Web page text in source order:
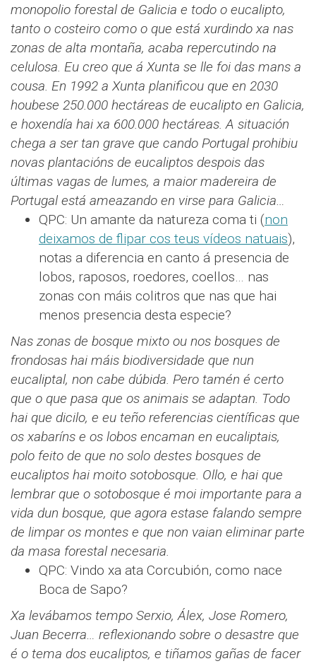
monopolio forestal de Galicia e todo o eucalipto,
tanto o costeiro como o que está xurdindo xa nas
zonas de alta montaña, acaba repercutindo na
celulosa. Eu creo que á Xunta se lle foi das mans a
cousa. En 1992 a Xunta planificou que en 2030
houbese 250.000 hectáreas de eucalipto en Galicia,
e hoxendía hai xa 600.000 hectáreas. A situación
chega a ser tan grave que cando Portugal prohibiu
novas plantacións de eucaliptos despois das
últimas vagas de lumes, a maior madereira de
Portugal está ameazando en virse para Galicia…
QPC: Un amante da natureza coma ti (non
deixamos de flipar cos teus vídeos natuais),
notas a diferencia en canto á presencia de
lobos, raposos, roedores, coellos… nas
zonas con máis colitros que nas que hai
menos presencia desta especie?
Nas zonas de bosque mixto ou nos bosques de
frondosas hai máis biodiversidade que nun
eucaliptal, non cabe dúbida. Pero tamén é certo
que o que pasa que os animais se adaptan. Todo
hai que dicilo, e eu teño referencias científicas que
os xabaríns e os lobos encaman en eucaliptais,
polo feito de que no solo destes bosques de
eucaliptos hai moito sotobosque. Ollo, e hai que
lembrar que o sotobosque é moi importante para a
vida dun bosque, que agora estase falando sempre
de limpar os montes e que non vaian eliminar parte
da masa forestal necesaria.
QPC: Vindo xa ata Corcubión, como nace
Boca de Sapo?
Xa levábamos tempo Serxio, Álex, Jose Romero,
Juan Becerra… reflexionando sobre o desastre que
é o tema dos eucaliptos, e tiñamos gañas de facer